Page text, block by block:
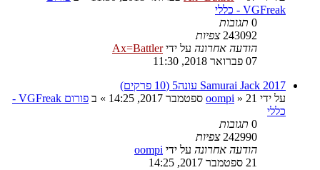
VGFreak - כללי
0 תגובות
243092 צפיות
הודעה אחרונה על ידיAx=Battler
07 פברואר 2018, 11:30
Samurai Jack 2017 עונה5 (10 פרקים)
על ידי
oompi » 21 ספטמבר 2017, 14:25 » ב
פורום VGFreak -
כללי
0 תגובות
242990 צפיות
הודעה אחרונה על ידי oompi
21 ספטמבר 2017, 14:25